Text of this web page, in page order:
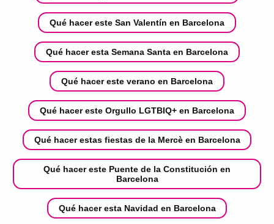
Qué hacer este San Valentín en Barcelona
Qué hacer esta Semana Santa en Barcelona
Qué hacer este verano en Barcelona
Qué hacer este Orgullo LGTBIQ+ en Barcelona
Qué hacer estas fiestas de la Mercè en Barcelona
Qué hacer este Puente de la Constitución en
Barcelona
Qué hacer esta Navidad en Barcelona